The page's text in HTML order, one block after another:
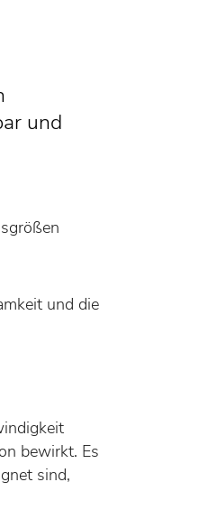
und
und die
bewirkt. Es
sind,